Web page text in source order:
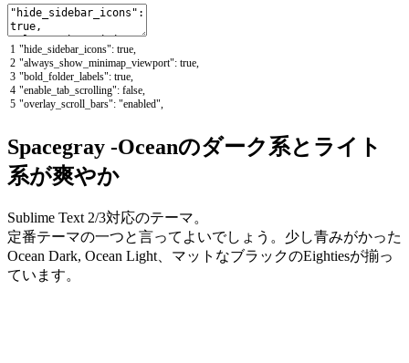
1
2
3
4
5
"hide_sidebar_icons": true,
"always_show_minimap_viewport": true,
"bold_folder_labels": true,
"enable_tab_scrolling": false,
"overlay_scroll_bars": "enabled",
Spacegray -Oceanのダーク系とライト
系が爽やか
Sublime Text 2/3対応のテーマ。
定番テーマの一つと言ってよいでしょう。少し青みがかった
Ocean Dark, Ocean Light、マットなブラックのEightiesが揃っ
ています。